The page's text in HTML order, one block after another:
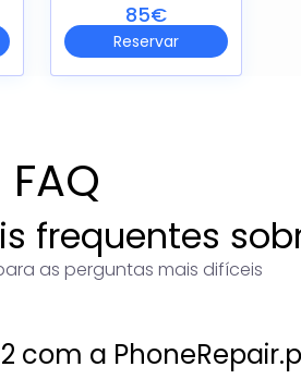
85€
Reservar
FAQ
frequentes
as perguntas mais difíceis
com a